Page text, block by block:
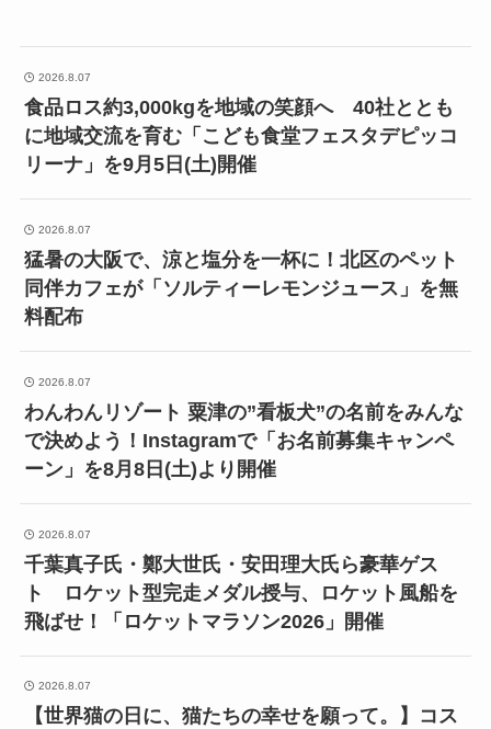
2026.8.07
食品ロス約3,000kgを地域の笑顔へ 40社ととも
に地域交流を育む「こども食堂フェスタデピッコ
リーナ」を9月5日(土)開催
2026.8.07
猛暑の大阪で、涼と塩分を一杯に！北区のペット
同伴カフェが「ソルティーレモンジュース」を無
料配布
2026.8.07
わんわんリゾート 粟津の”看板犬”の名前をみんな
で決めよう！Instagramで「お名前募集キャンペ
ーン」を8月8日(土)より開催
2026.8.07
千葉真子氏・鄭大世氏・安田理大氏ら豪華ゲス
ト ロケット型完走メダル授与、ロケット風船を
飛ばせ！「ロケットマラソン2026」開催
2026.8.07
【世界猫の日に、猫たちの幸せを願って。】コス